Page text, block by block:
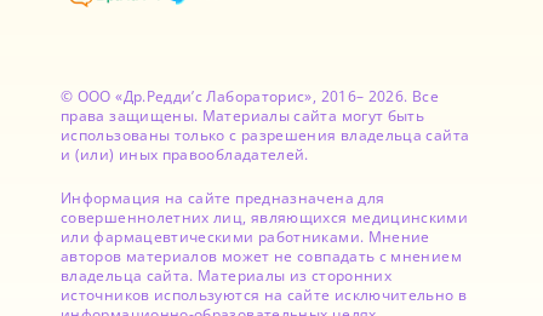
© ООО «Др.Редди’с Лабораторис», 2016– 2026. Все
права защищены. Материалы сайта могут быть
использованы только с разрешения владельца сайта
и (или) иных правообладателей.
Информация на сайте предназначена для
совершеннолетних лиц, являющихся медицинскими
или фармацевтическими работниками. Мнение
авторов материалов может не совпадать с мнением
владельца сайта. Материалы из сторонних
источников используются на сайте исключительно в